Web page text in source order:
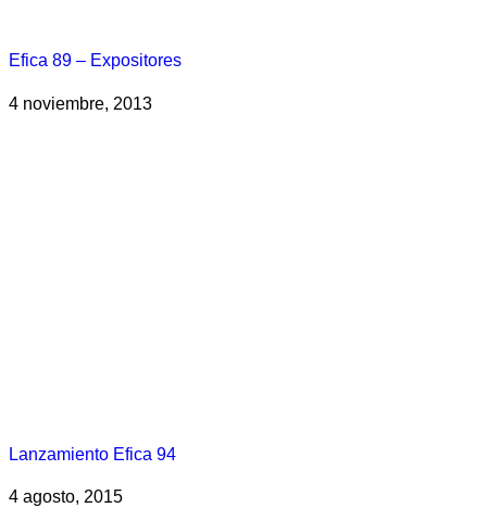
Efica 89 – Expositores
4 noviembre, 2013
Lanzamiento Efica 94
4 agosto, 2015